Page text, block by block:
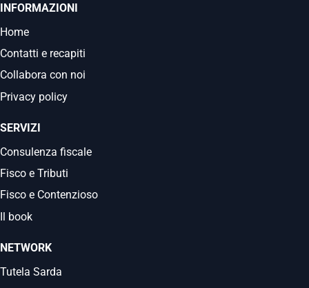
INFORMAZIONI
Home
Contatti e recapiti
Collabora con noi
Privacy policy
SERVIZI
Consulenza fiscale
Fisco e Tributi
Fisco e Contenzioso
Il book
NETWORK
Tutela Sarda